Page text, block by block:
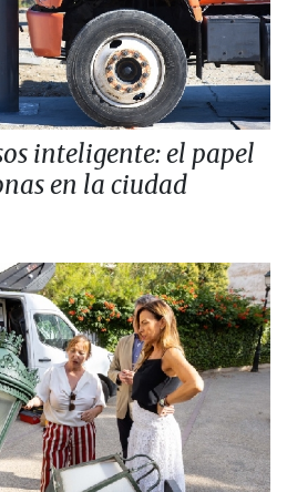
inteligente: el papel
en la ciudad